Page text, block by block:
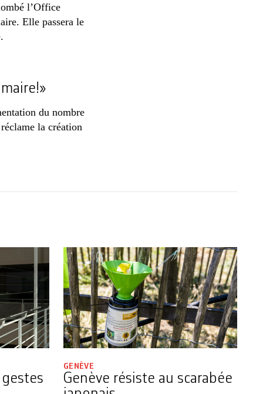
l’Office
Elle passera le
du nombre
la création
GENÈVE
Genève résiste au scarabée